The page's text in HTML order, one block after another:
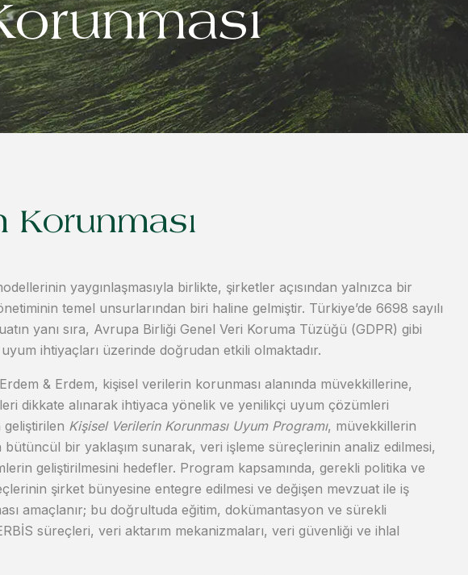
Korunması
yaygınlaşmasıyla birlikte, şirketler açısından yalnızca bir
temel unsurlarından biri haline gelmiştir. Türkiye’de 6698 sayılı
yanı sıra, Avrupa Birliği Genel Veri Koruma Tüzüğü (GDPR) gibi
ihtiyaçları üzerinde doğrudan etkili olmaktadır.
& Erdem, kişisel verilerin korunması alanında müvekkillerine,
dikkate alınarak ihtiyaca yönelik ve yenilikçi uyum çözümleri
Kişisel Verilerin Korunması Uyum Programı, müvekkillerin
bir yaklaşım sunarak, veri işleme süreçlerinin analiz edilmesi,
geliştirilmesini hedefler. Program kapsamında, gerekli politika ve
şirket bünyesine entegre edilmesi ve değişen mevzuat ile iş
amaçlanır; bu doğrultuda eğitim, dokümantasyon ve sürekli
süreçleri, veri aktarım mekanizmaları, veri güvenliği ve ihlal